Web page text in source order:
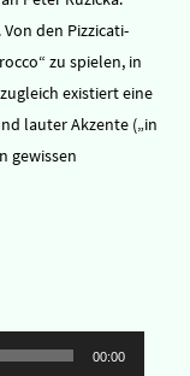
den Pizzicati-
zu spielen, in
existiert eine
lauter Akzente („in
gewissen
00:00